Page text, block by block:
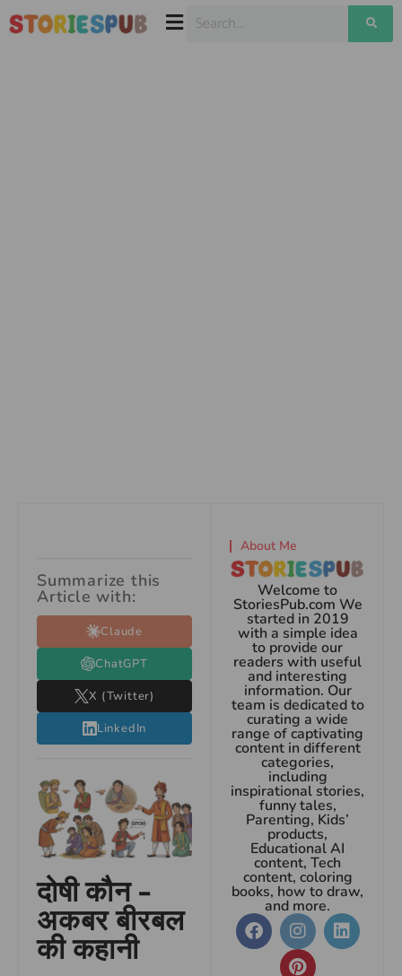
Summarize this
Article with:
Claude
ChatGPT
X (Twitter)
LinkedIn
दोषी कौन –
अकबर बीरबल
की कहानी
About Me
Welcome to
StoriesPub.com We
started in 2019
with a simple idea
to provide our
readers with useful
and interesting
information. Our
team is dedicated to
curating a wide
range of captivating
content in different
categories,
including
inspirational stories,
funny tales,
Parenting, Kids’
products,
Educational AI
content, Tech
content, coloring
books, how to draw,
and more.